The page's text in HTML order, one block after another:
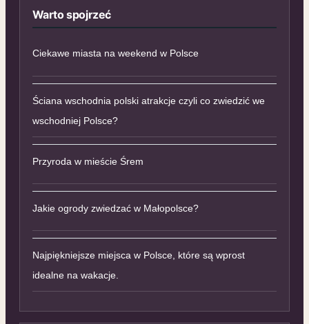
Warto spojrzeć
Ciekawe miasta na weekend w Polsce
Ściana wschodnia polski atrakcje czyli co zwiedzić we
wschodniej Polsce?
Przyroda w mieście Śrem
Jakie ogrody zwiedzać w Małopolsce?
Najpiękniejsze miejsca w Polsce, które są wprost
idealne na wakacje.